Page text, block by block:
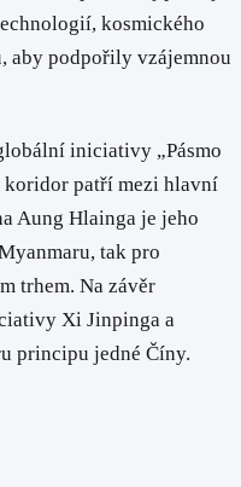
kosmického
aby podpořily vzájemnou
iniciativy „Pásmo
koridor patří mezi hlavní
Aung Hlainga je jeho
tak pro
trhem. Na závěr
Xi Jinpinga a
principu jedné Číny.